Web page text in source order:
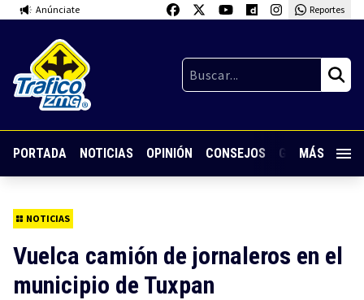
Anúnciate Reportes
PORTADA NOTICIAS OPINIÓN CONSEJOS GUARDIA
MÁS
NOTICIAS
Vuelca camión de jornaleros en el
municipio de Tuxpan